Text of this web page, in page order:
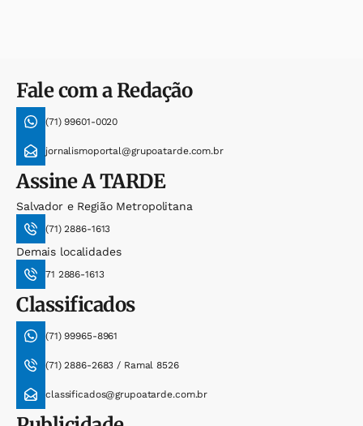
Fale com a Redação
(71) 99601-0020
jornalismoportal@grupoatarde.com.br
AssineA TARDE
Salvador e Região Metropolitana
(71) 2886-1613
Demais localidades
71 2886-1613
Classificados
(71) 99965-8961
(71) 2886-2683 / Ramal 8526
classificados@grupoatarde.com.br